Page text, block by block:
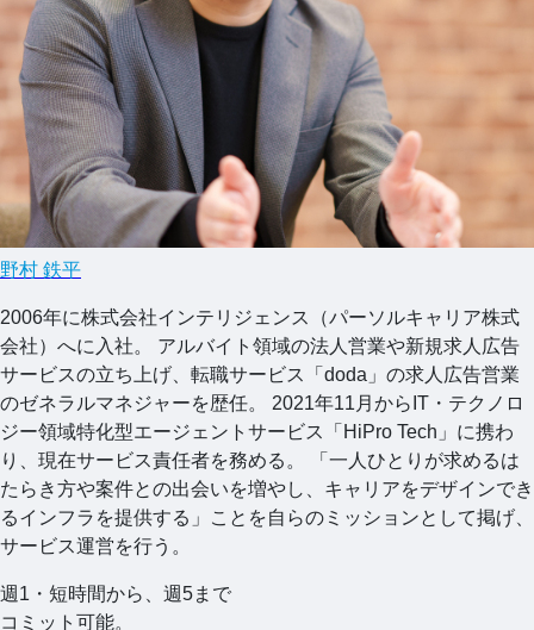
野村 鉄平
2006年に株式会社インテリジェンス（パーソルキャリア株式
会社）へに入社。 アルバイト領域の法人営業や新規求人広告
サービスの立ち上げ、転職サービス「doda」の求人広告営業
のゼネラルマネジャーを歴任。 2021年11月からIT・テクノロ
ジー領域特化型エージェントサービス「HiPro Tech」に携わ
り、現在サービス責任者を務める。 「一人ひとりが求めるは
たらき方や案件との出会いを増やし、キャリアをデザインでき
るインフラを提供する」ことを自らのミッションとして掲げ、
サービス運営を行う。
週1・短時間から、週5まで
コミット可能。